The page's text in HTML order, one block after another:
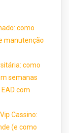
como
manutenção
como
semanas
com
Cassino:
(e como